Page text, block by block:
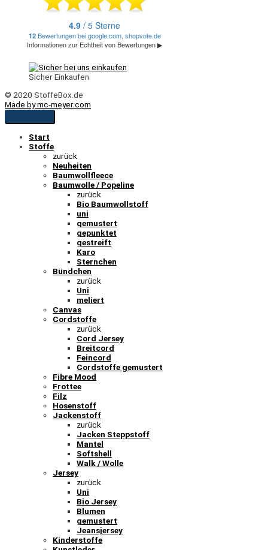
Sicher Einkaufen
© 2020 StoffeBox.de
Made by mc-meyer.com
Start
Stoffe
zurück
Neuheiten
Baumwollfleece
Baumwolle / Popeline
zurück
Bio Baumwollstoff
uni
gemustert
gepunktet
gestreift
Karo
Sternchen
Bündchen
zurück
Uni
meliert
Canvas
Cordstoffe
zurück
Cord Jersey
Breitcord
Feincord
Cordstoffe gemustert
Fibre Mood
Frottee
Filz
Hosenstoff
Jackenstoff
zurück
Jacken Steppstoff
Mantel
Softshell
Walk / Wolle
Jersey
zurück
Uni
Bio Jersey
Blumen
gemustert
Jeansjersey
Kinderstoffe